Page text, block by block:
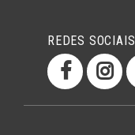
REDES SOCIAIS